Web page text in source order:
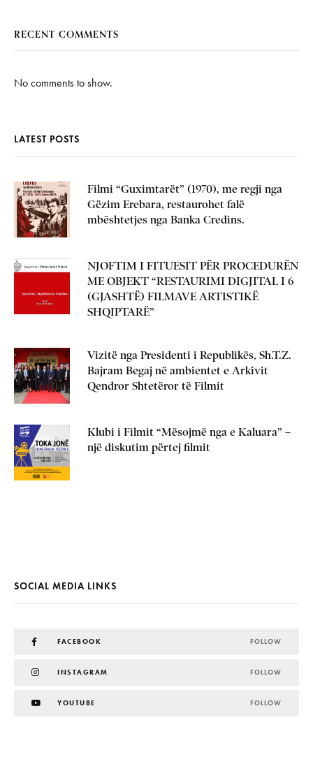
RECENT COMMENTS
No comments to show.
LATEST POSTS
Filmi “Guximtarët” (1970), me regji nga
Gëzim Erebara, restaurohet falë
mbështetjes nga Banka Credins.
NJOFTIM I FITUESIT PËR PROCEDURËN
ME OBJEKT “RESTAURIMI DIGJITAL I 6
(GJASHTË) FILMAVE ARTISTIKË
SHQIPTARË”
Vizitë nga Presidenti i Republikës, Sh.T.Z.
Bajram Begaj në ambientet e Arkivit
Qendror Shtetëror të Filmit
Klubi i Filmit “Mësojmë nga e Kaluara” –
një diskutim përtej filmit
SOCIAL MEDIA LINKS
FACEBOOK FOLLOW
INSTAGRAM FOLLOW
YOUTUBE FOLLOW